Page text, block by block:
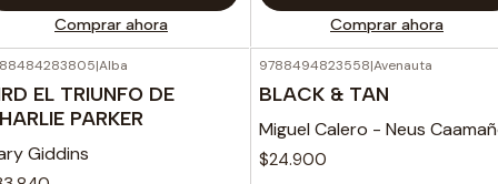
Comprar ahora Comprar ahora
|Alba
EL TRIUNFO DE
PARKER
Giddins
9788494823558|Avenauta
BLACK & TAN
Miguel Calero - Neus
$24.900